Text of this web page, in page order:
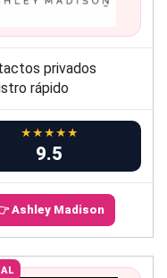
privados
rápido
★★★★★
9.5
Ashley Madison